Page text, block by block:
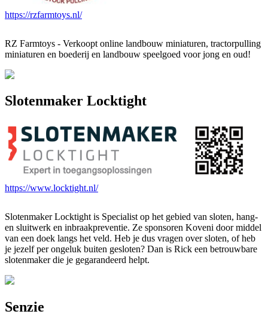
https://rzfarmtoys.nl/
RZ Farmtoys - Verkoopt online landbouw miniaturen, tractorpulling
miniaturen en boederij en landbouw speelgoed voor jong en oud!
Slotenmaker Locktight
https://www.locktight.nl/
Slotenmaker Locktight is Specialist op het gebied van sloten, hang-
en sluitwerk en inbraakpreventie. Ze sponsoren Koveni door middel
van een doek langs het veld. Heb je dus vragen over sloten, of heb
je jezelf per ongeluk buiten gesloten? Dan is Rick een betrouwbare
slotenmaker die je gegarandeerd helpt.
Senzie